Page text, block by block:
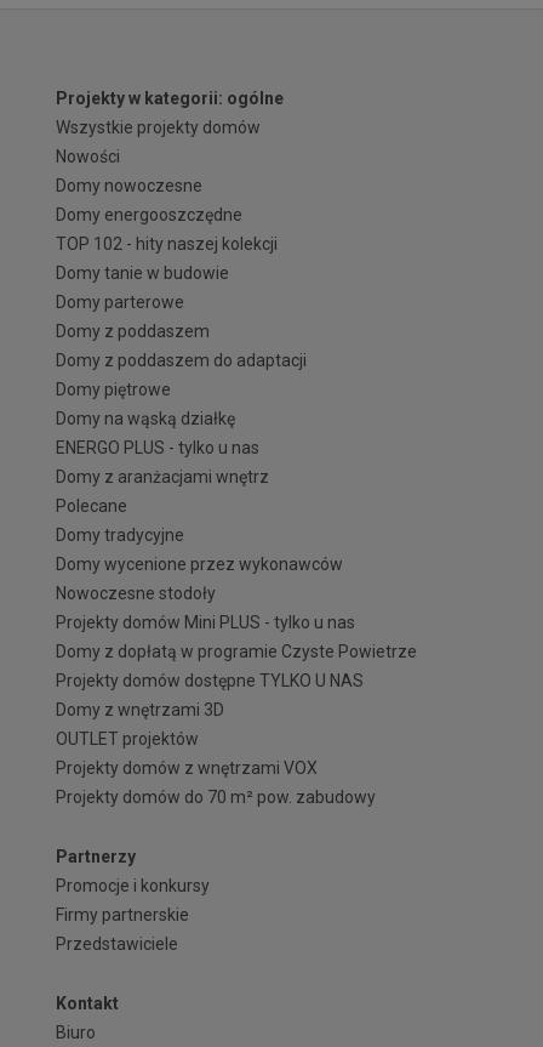
Projekty w kategorii: ogólne
Wszystkie projekty domów
Nowości
Domy nowoczesne
Domy energooszczędne
TOP 102 - hity naszej kolekcji
Domy tanie w budowie
Domy parterowe
Domy z poddaszem
Domy z poddaszem do adaptacji
Domy piętrowe
Domy na wąską działkę
ENERGO PLUS - tylko u nas
Domy z aranżacjami wnętrz
Polecane
Domy tradycyjne
Domy wycenione przez wykonawców
Nowoczesne stodoły
Projekty domów Mini PLUS - tylko u nas
Domy z dopłatą w programie Czyste Powietrze
Projekty domów dostępne TYLKO U NAS
Domy z wnętrzami 3D
OUTLET projektów
Projekty domów z wnętrzami VOX
Projekty domów do 70 m² pow. zabudowy
Partnerzy
Promocje i konkursy
Firmy partnerskie
Przedstawiciele
Kontakt
Biuro